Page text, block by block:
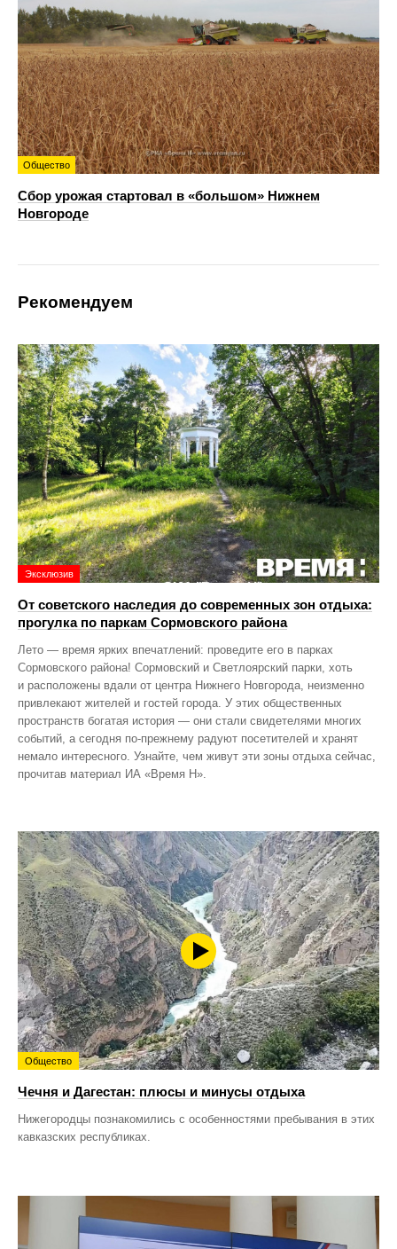
Общество
Сбор урожая стартовал в «большом» Нижнем
Новгороде
Рекомендуем
Эксклюзив
От советского наследия до современных зон отдыха:
прогулка по паркам Сормовского района
Лето — время ярких впечатлений: проведите его в парках
Сормовского района! Сормовский и Светлоярский парки, хоть
и расположены вдали от центра Нижнего Новгорода, неизменно
привлекают жителей и гостей города. У этих общественных
пространств богатая история — они стали свидетелями многих
событий, а сегодня по‑прежнему радуют посетителей и хранят
немало интересного. Узнайте, чем живут эти зоны отдыха сейчас,
прочитав материал ИА «Время Н».
Общество
Чечня и Дагестан: плюсы и минусы отдыха
Нижегородцы познакомились с особенностями пребывания в этих
кавказских республиках.